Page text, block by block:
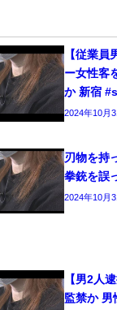
【従業員
ー女性客
か 新宿
2024年10月
刃物を持
拳銃を誤
2024年10月
【男2人
監禁か 男